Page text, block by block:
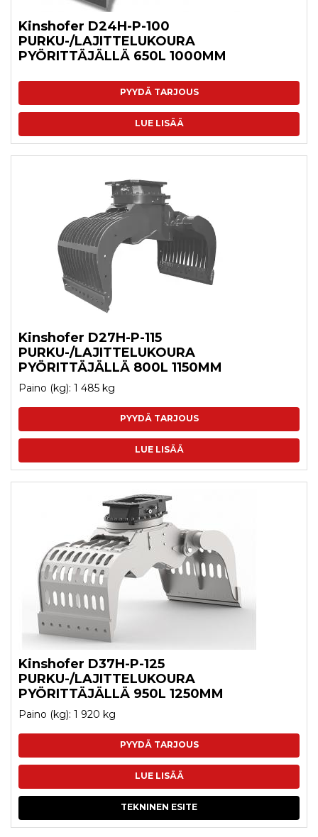
Kinshofer D24H-P-100
PURKU-/LAJITTELUKOURA
PYÖRITTÄJÄLLÄ 650L 1000MM
PYYDÄ TARJOUS
LUE LISÄÄ
Kinshofer D27H-P-115
PURKU-/LAJITTELUKOURA
PYÖRITTÄJÄLLÄ 800L 1150MM
Paino (kg): 1 485 kg
PYYDÄ TARJOUS
LUE LISÄÄ
Kinshofer D37H-P-125
PURKU-/LAJITTELUKOURA
PYÖRITTÄJÄLLÄ 950L 1250MM
Paino (kg): 1 920 kg
PYYDÄ TARJOUS
LUE LISÄÄ
TEKNINEN ESITE